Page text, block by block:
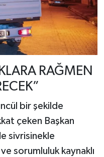
RAĞMEN
bir şekilde
çeken Başkan
sivrisinekle
sorumluluk kaynaklı